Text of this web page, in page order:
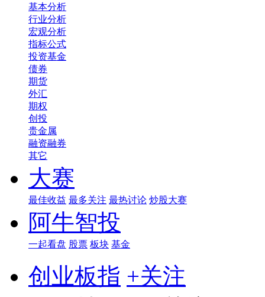
基本分析
行业分析
宏观分析
指标公式
投资基金
债券
期货
外汇
期权
创投
贵金属
融资融券
其它
大赛
最佳收益 最多关注 最热讨论 炒股大赛
阿牛智投
一起看盘 股票 板块 基金
创业板指 +关注